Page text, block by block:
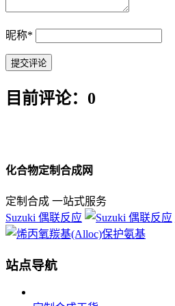
昵称*
目前评论：0
化合物定制合成网
定制合成 一站式服务
Suzuki 偶联反应
站点导航